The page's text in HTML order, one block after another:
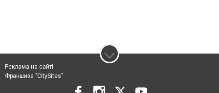
Реклама на сайті
Франшиза "CitySites"